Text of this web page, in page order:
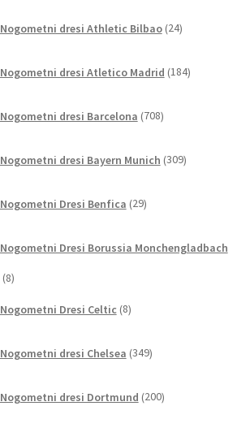
Nogometni dresi Athletic Bilbao 24izdelkov
Nogometni dresi Atletico Madrid 184izdelkov
Nogometni dresi Barcelona 708izdelkov
Nogometni dresi Bayern Munich 309izdelkov
Nogometni Dresi Benfica 29izdelkov
Nogometni Dresi Borussia Monchengladbach
88
Nogometni Dresi Celtic 8izdelkov
Nogometni dresi Chelsea 349izdelkov
Nogometni dresi Dortmund 200izdelkov